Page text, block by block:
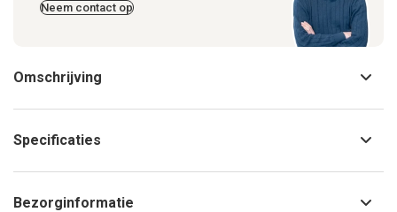
Neem contact op
Omschrijving
Specificaties
Bezorginformatie